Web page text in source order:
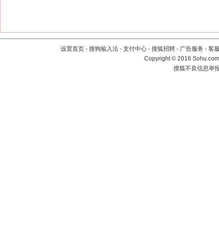
设置首页 - 搜狗输入法 - 支付中心 - 搜狐招聘 - 广告服务 - 客
Copyright©2016
搜狐不良信息举